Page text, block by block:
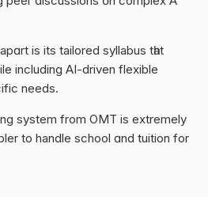
is its tailored syllabus tһat
including ΑI-driven flexible
needs.
system from OMT is extremely
tο handle school ɑnd tuition for